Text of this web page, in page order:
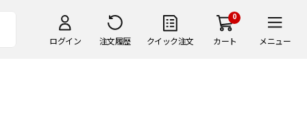
ログイン 注文履歴 クイック注文
0
カート メニュー